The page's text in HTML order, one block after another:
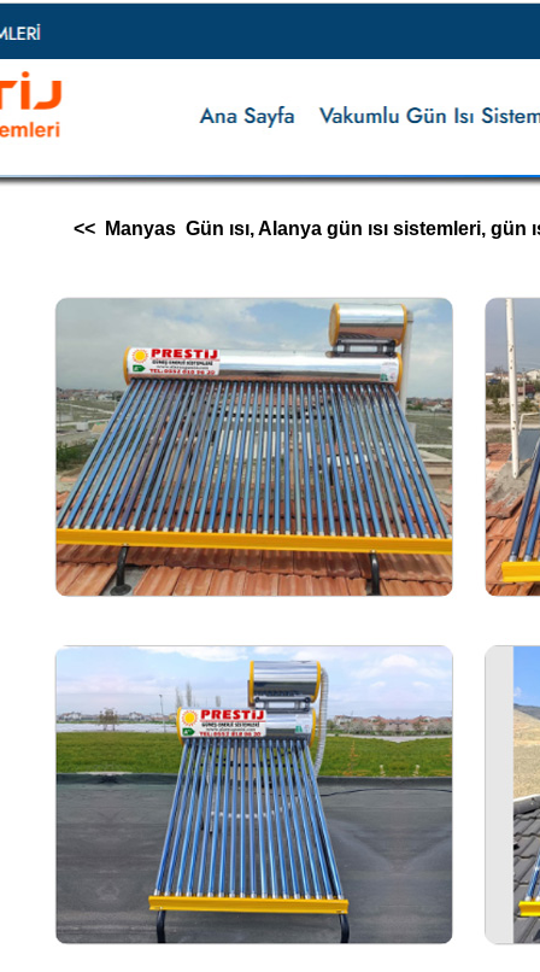
<< Manyas Gün ısı, Alanya gün ısı sistemleri, gün